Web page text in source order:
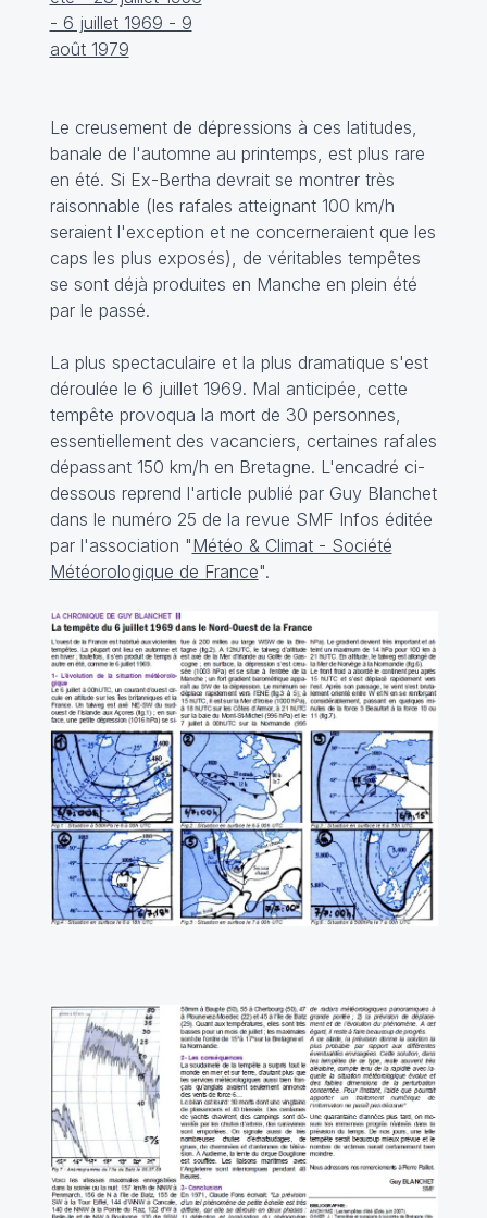
Le creusement de dépressions à ces latitudes,
banale de l'automne au printemps, est plus rare
en été. Si Ex-Bertha devrait se montrer très
raisonnable (les rafales atteignant 100 km/h
seraient l'exception et ne concerneraient que les
caps les plus exposés), de véritables tempêtes
se sont déjà produites en Manche en plein été
par le passé.
La plus spectaculaire et la plus dramatique s'est
déroulée le 6 juillet 1969. Mal anticipée, cette
tempête provoqua la mort de 30 personnes,
essentiellement des vacanciers, certaines rafales
dépassant 150 km/h en Bretagne. L'encadré ci-
dessous reprend l'article publié par Guy Blanchet
dans le numéro 25 de la revue SMF Infos éditée
par l'association "Météo & Climat - Société
Météorologique de France".